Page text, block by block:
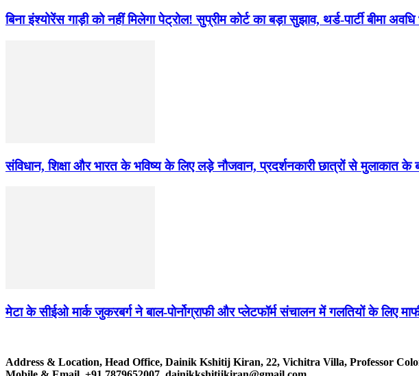
बिना इंश्योरेंस गाड़ी को नहीं मिलेगा पेट्रोल! सुप्रीम कोर्ट का बड़ा सुझाव, थर्ड-पार्टी बीमा अवधि
संविधान, शिक्षा और भारत के भविष्य के लिए लड़े नौजवान, प्रदर्शनकारी छात्रों से मुलाकात के
मेटा के सीईओ मार्क जुकरबर्ग ने बाल-पोर्नोग्राफी और प्लेटफॉर्म संचालन में गलतियों के लिए
Address & Location, Head Office, Dainik Kshitij Kiran, 22, Vichitra Villa, Professor